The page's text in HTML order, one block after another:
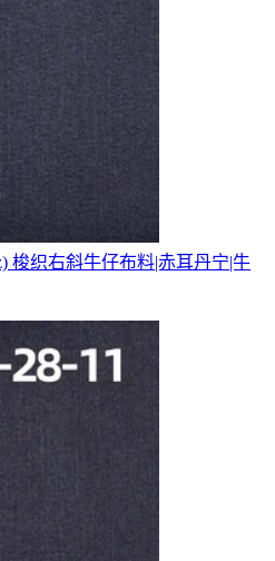
梭织右斜牛仔布料|赤耳丹宁|牛